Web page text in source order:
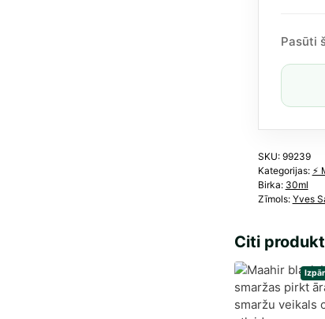
Pasūti
SKU: 99239
Kategorijas: ⚡️
Birka: 30ml
Zīmols: Yves
Citi